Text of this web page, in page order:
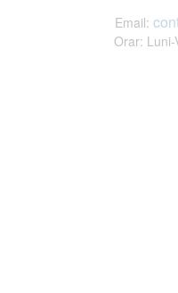
Email:
Orar: